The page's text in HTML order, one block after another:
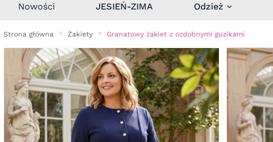
Nowości JESIEŃ-ZIMA Odzież
Strona główna Żakiety Granatowy żakiet z ozdobnymi guzikami